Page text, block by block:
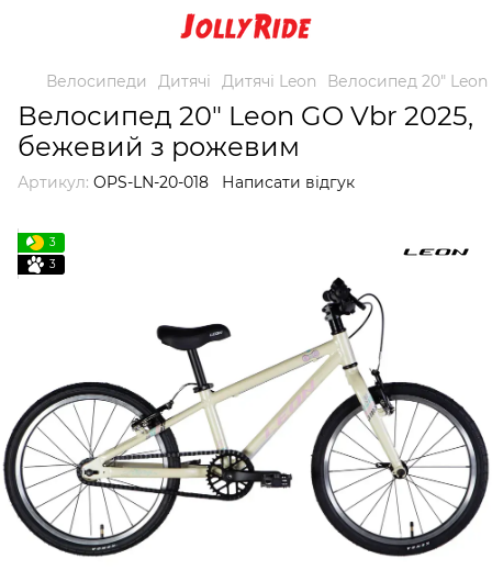
Велосипеди Дитячі Дитячі Leon Велосипед 20"
Велосипед 20" Leon GO Vbr 2025,
бежевий з рожевим
Артикул: OPS-LN-20-018 Написати відгук
3
3